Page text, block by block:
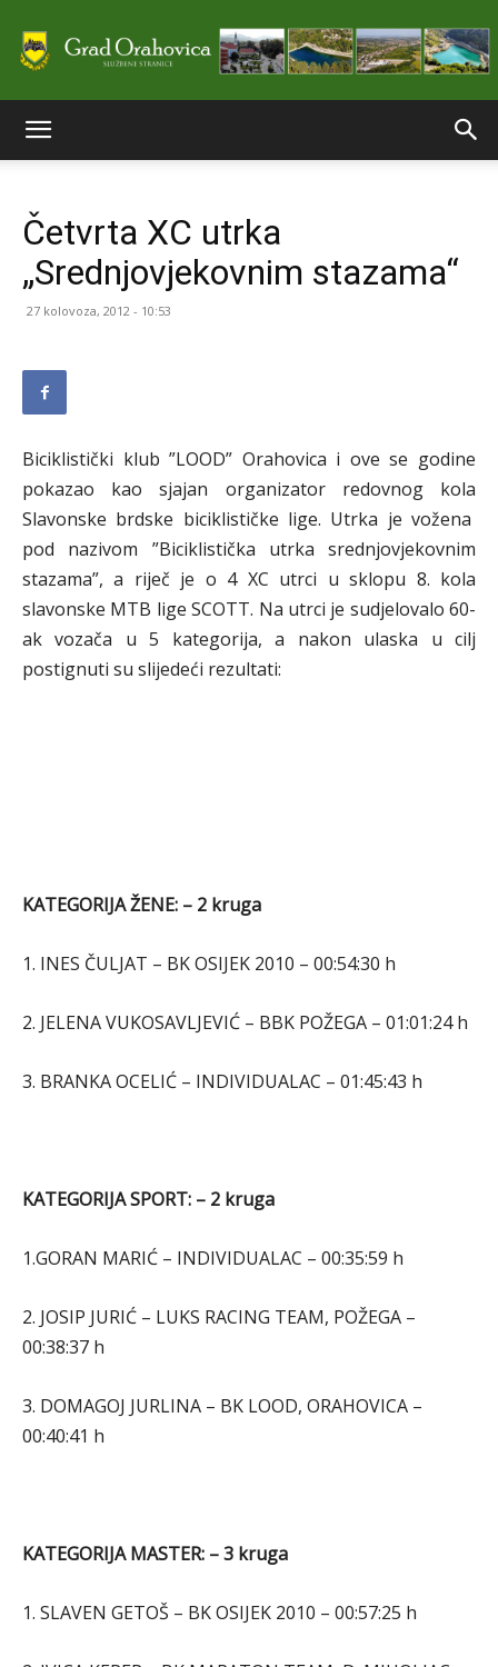
stranice
Četvrta XC utrka
„Srednjovjekovnim stazama“
27 kolovoza, 2012 - 10:53
Biciklistički klub ”LOOD” Orahovica i ove se godine
pokazao kao sjajan organizator redovnog kola
Slavonske brdske biciklističke lige. Utrka je vožena
pod nazivom ”Biciklistička utrka srednjovjekovnim
stazama”, a riječ je o 4 XC utrci u sklopu 8. kola
slavonske MTB lige SCOTT. Na utrci je sudjelovalo 60-
ak vozača u 5 kategorija, a nakon ulaska u cilj
postignuti su slijedeći rezultati:
KATEGORIJA ŽENE: – 2 kruga
1. INES ČULJAT – BK OSIJEK 2010 – 00:54:30 h
2. JELENA VUKOSAVLJEVIĆ – BBK POŽEGA – 01:01:24 h
3. BRANKA OCELIĆ – INDIVIDUALAC – 01:45:43 h
KATEGORIJA SPORT: – 2 kruga
1.GORAN MARIĆ – INDIVIDUALAC – 00:35:59 h
2. JOSIP JURIĆ – LUKS RACING TEAM, POŽEGA –
00:38:37 h
3. DOMAGOJ JURLINA – BK LOOD, ORAHOVICA –
00:40:41 h
KATEGORIJA MASTER: – 3 kruga
1. SLAVEN GETOŠ – BK OSIJEK 2010 – 00:57:25 h